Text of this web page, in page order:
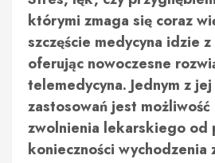
którymi zmaga się coraz
szczęście medycyna idzie
oferując nowoczesne
telemedycyna. Jednym z
zastosowań jest możliwość
zwolnienia lekarskiego od
konieczności wychodzenia